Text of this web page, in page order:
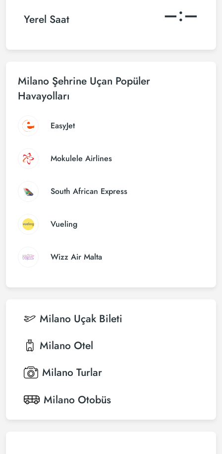
Yerel Saat –:–
Milano Şehrine Uçan Popüler
Havayolları
EasyJet
Mokulele Airlines
South African Express
Vueling
Wizz Air Malta
Milano Uçak Bileti
Milano Otel
Milano Turlar
Milano Otobüs